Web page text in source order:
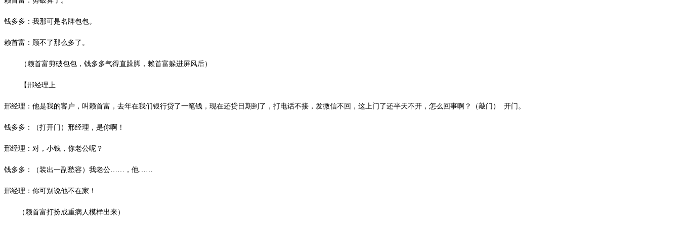
钱多多：我那可是名牌包包。
赖首富：顾不了那么多了。
（赖首富剪破包包，钱多多气得直跺脚，赖首富躲进屏风后）
【邢经理上
邢经理：他是我的客户，叫赖首富，去年在我们银行贷了一笔钱，现在还贷日期到了，打电话不接，发微信不回，这上门了还半天不开，怎么回事啊？（敲门） 开门。
钱多多：（打开门）邢经理，是你啊！
邢经理：对，小钱，你老公呢？
钱多多：（装出一副愁容）我老公 ……，他……
邢经理：你可别说他不在家！
（赖首富打扮成重病人模样出来）